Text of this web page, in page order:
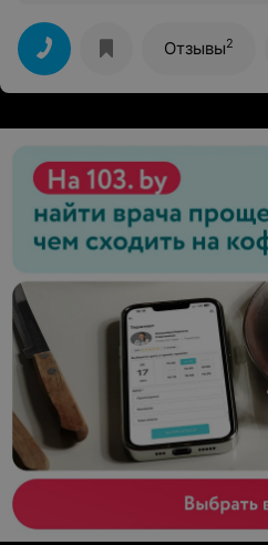
администратор. Очень вспыльчивая и
произвела не самое лучшее
очень крутой магазин. Вы
направлении. Молодцы!
Отзывы2